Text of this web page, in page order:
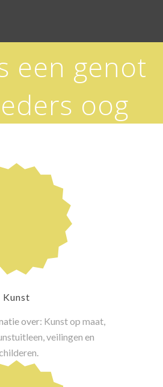
een genot
oog
Kunst
over: Kunst op maat,
,veilingen en
.